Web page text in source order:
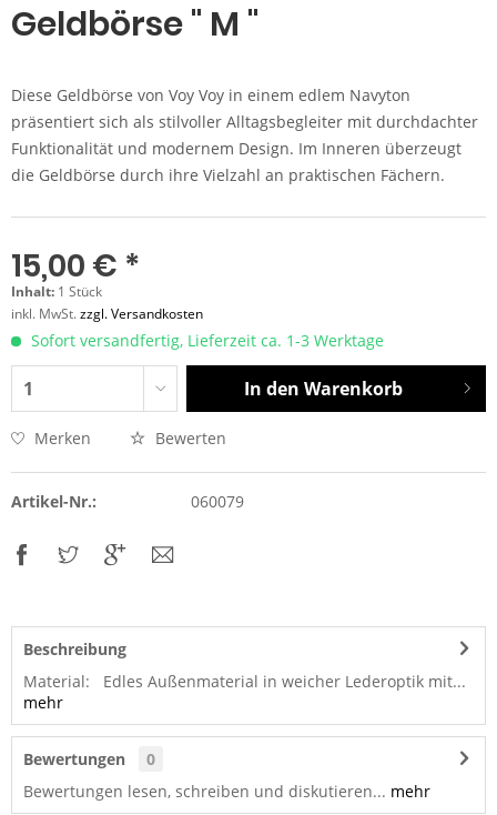
Geldbörse " M "
Diese Geldbörse von Voy Voy in einem edlem Navyton
präsentiert sich als stilvoller Alltagsbegleiter mit durchdachter
Funktionalität und modernem Design. Im Inneren überzeugt
die Geldbörse durch ihre Vielzahl an praktischen Fächern.
15,00 € *
Inhalt: 1 Stück
inkl. MwSt.zzgl. Versandkosten
Sofort versandfertig, Lieferzeit ca. 1-3 Werktage
In den Warenkorb
Merken Bewerten
Artikel-Nr.: 060079
Beschreibung
Material: Edles Außenmaterial in weicher Lederoptik mit...
mehr
Bewertungen
0
Bewertungen lesen, schreiben und diskutieren... mehr